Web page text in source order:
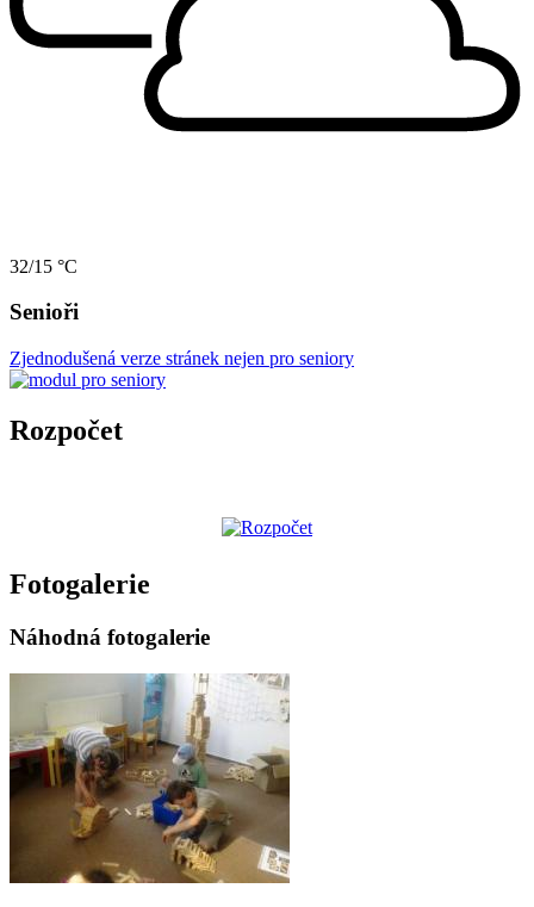
32/15 °C
Senioři
Zjednodušená verze stránek nejen pro seniory
Rozpočet
Fotogalerie
Náhodná fotogalerie